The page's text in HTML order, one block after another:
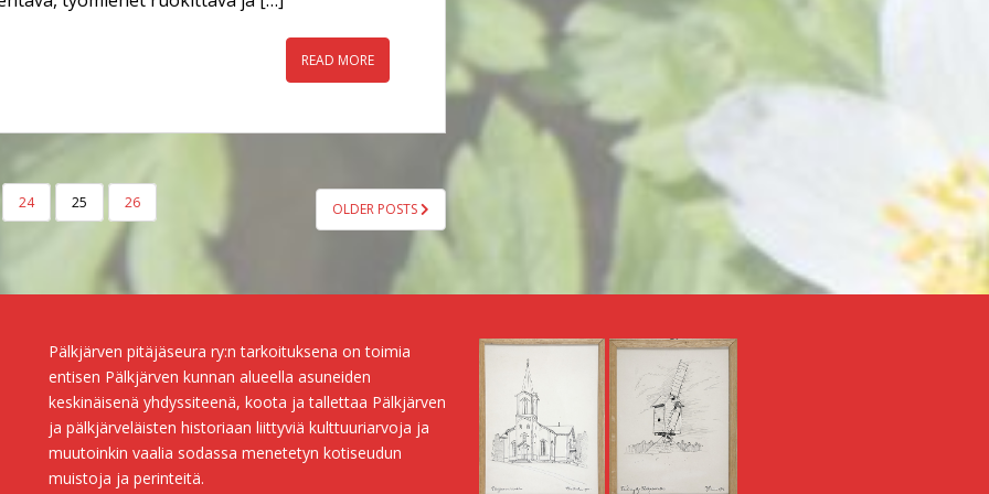
READ MORE
24 25 26 OLDER POSTS
Pälkjärven pitäjäseura ry:n tarkoituksena on toimia
entisen Pälkjärven kunnan alueella asuneiden
keskinäisenä yhdyssiteenä, koota ja tallettaa Pälkjärven
ja pälkjärveläisten historiaan liittyviä kulttuuriarvoja ja
muutoinkin vaalia sodassa menetetyn kotiseudun
muistoja ja perinteitä.